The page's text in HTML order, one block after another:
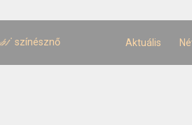
színésznő Aktuális